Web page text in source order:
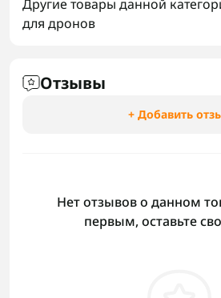
Другие товары данной
для дронов
Отзывы
+ Добавить
Нет отзывов о данном
первым, оставьте